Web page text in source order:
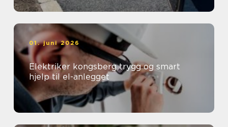
01. juni 2026
Elektriker kongsberg trygg og smart
hjelp til el-anlegget